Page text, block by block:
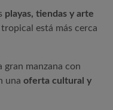
playas, tiendas y arte
está más cerca
gran manzana con
una oferta cultural y